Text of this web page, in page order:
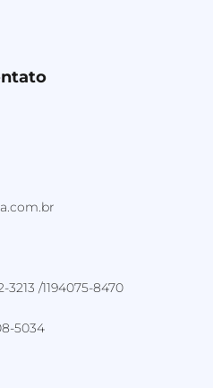
3213 /1194075-8470
5034